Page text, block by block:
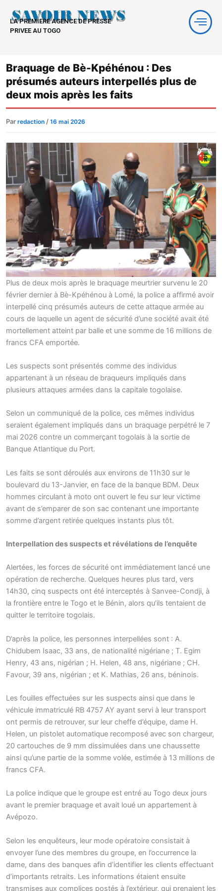
contenu
LA PREMIERE AGENCE DE PRESSE
PRIVEE AU TOGO
Braquage de Bè-Kpéhénou : Des
présumés auteurs interpellés plus de
deux mois après les faits
Par redaction / 16 mai 2026
Plus de deux mois après le braquage meurtrier survenu le 20
février dernier à Bè-Kpéhénou à Lomé, la police a affirmé avoir
interpellé cinq présumés auteurs de cette attaque armée au
cours de laquelle un agent de sécurité d’une société avait été
mortellement atteint par balle et une somme de 16 millions de
francs CFA emportée.
Les suspects sont présentés comme des individus
appartenant à un réseau de braqueurs impliqués dans
plusieurs attaques armées dans la capitale togolaise.
Selon un communiqué de la police, ces mêmes individus
seraient également impliqués dans un braquage perpétré le 7
mai 2026 contre un commerçant togolais à la sortie de
Banque Atlantique du Port.
Les faits se sont déroulés aux environs de 11h30 sur le
boulevard du 13-Janvier, en face de la banque BDM. Deux
hommes circulant à moto ont ouvert le feu sur leur victime
avant de s’emparer de son sac contenant une importante
somme d’argent retirée quelques instants plus tôt.
Interpellation des suspects et révélations de l’enquête
Alertées, les forces de sécurité ont immédiatement lancé une
opération de recherche. Quelques heures plus tard, vers
14h30, cinq suspects ont été interceptés à Sanvee-Condji, à
la frontière entre le Togo et le Bénin, alors qu’ils tentaient de
quitter le territoire togolais.
D’après la police, les personnes interpellées sont : A.
Chidubem Isaac, 33 ans, de nationalité nigériane ; T. Egim
Henry, 43 ans, nigérian ; H. Helen, 48 ans, nigériane ; CH.
Favour, 39 ans, nigérian ; et K. Mathias, 26 ans, béninois.
Les fouilles effectuées sur les suspects ainsi que dans le
véhicule immatriculé RB 4757 AY ayant servi à leur transport
ont permis de retrouver, sur leur cheffe d’équipe, dame H.
Helen, un pistolet automatique recomposé avec son chargeur,
20 cartouches de 9 mm dissimulées dans une chaussette
ainsi qu’une partie de la somme volée, estimée à 13 millions de
francs CFA.
La police indique que le groupe est entré au Togo deux jours
avant le premier braquage et avait loué un appartement à
Avépozo.
Selon les enquêteurs, leur mode opératoire consistait à
envoyer l’une des membres du groupe, en l’occurrence la
dame, dans des banques afin d’identifier les clients effectuant
d’importants retraits. Les informations étaient ensuite
transmises aux complices postés à l’extérieur, qui prenaient les